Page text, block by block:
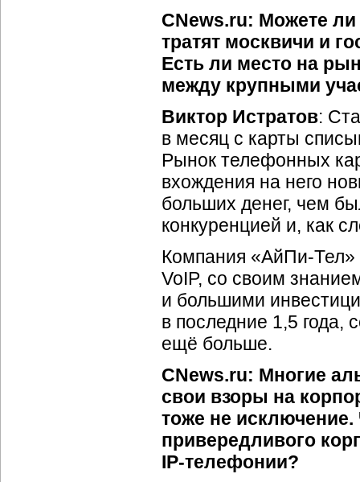
CNews.ru: Можете
тратят москвичи и
Есть ли место на
между крупными
Виктор Истратов:
в месяц с карты
Рынок телефонных
вхождения на него
больших денег, чем
конкуренцией и, как
Компания «АйПи-Тел»
VoIP, со своим
и большими
в последние 1,5 года,
ещё больше.
CNews.ru: Многие
свои взоры на
тоже не
привередливого
IP-телефонии?